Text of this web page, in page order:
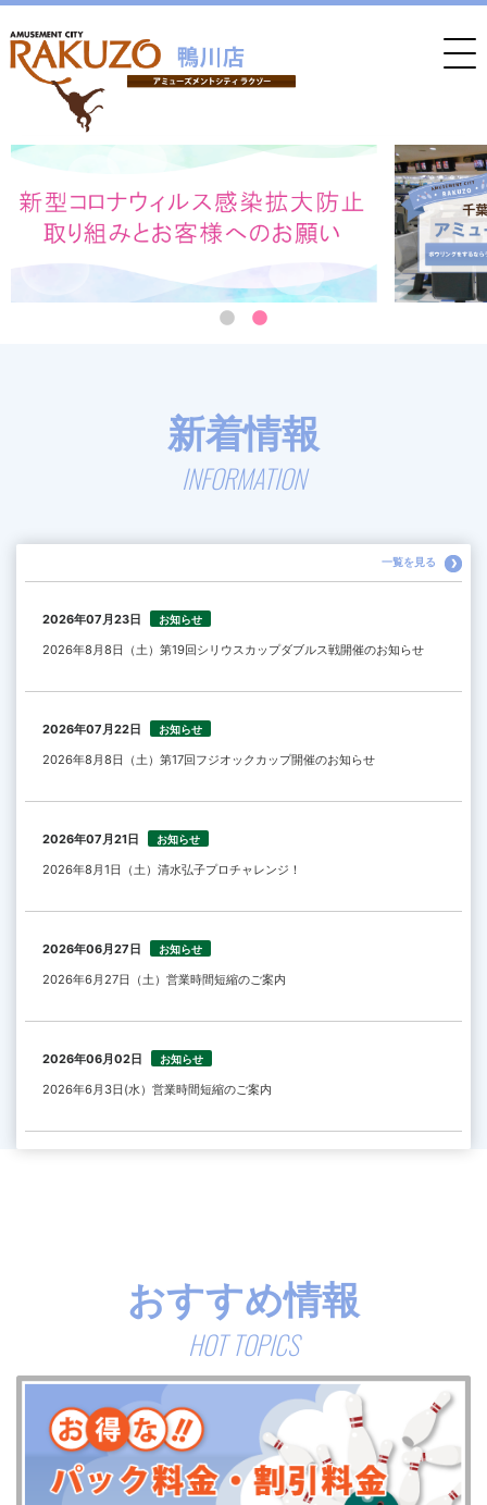
新着情報
INFORMATION
一覧を見る
2026年07月23日 お知らせ
2026年8月8日（土）第19回シリウスカップダブルス戦開催のお知らせ
2026年07月22日 お知らせ
2026年8月8日（土）第17回フジオックカップ開催のお知らせ
2026年07月21日 お知らせ
2026年8月1日（土）清水弘子プロチャレンジ！
2026年06月27日 お知らせ
2026年6月27日（土）営業時間短縮のご案内
2026年06月02日 お知らせ
2026年6月3日(水）営業時間短縮のご案内
おすすめ情報
HOT TOPICS